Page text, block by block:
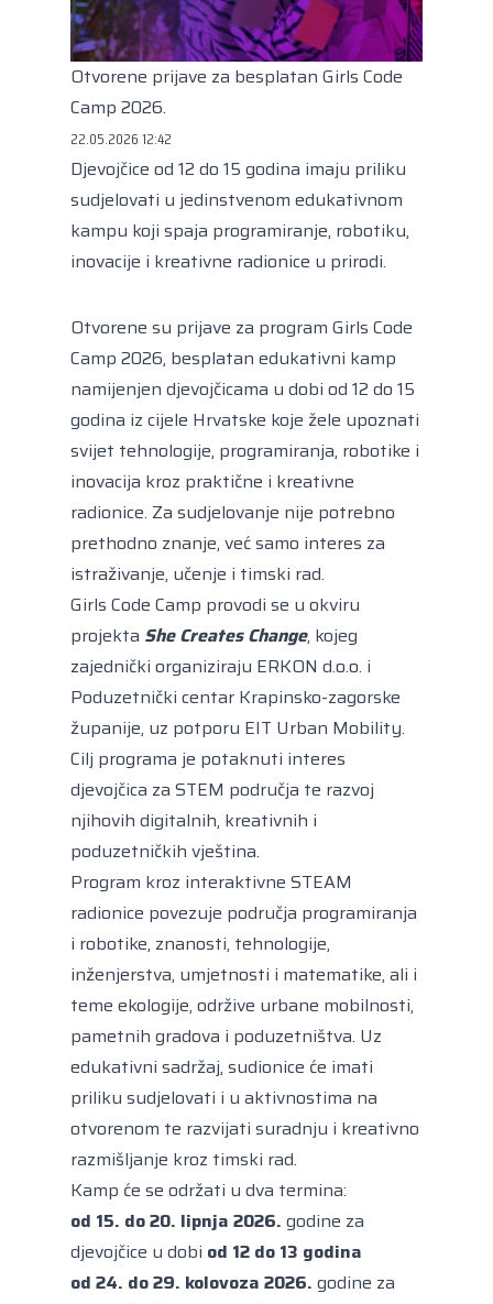
Europe
Europski odbor regija
Otvorene prijave za besplatan Girls Code
Camp 2026.
22.05.2026 12:42
Djevojčice od 12 do 15 godina imaju priliku
sudjelovati u jedinstvenom edukativnom
kampu koji spaja programiranje, robotiku,
inovacije i kreativne radionice u prirodi.
Otvorene su prijave za program Girls Code
Camp 2026, besplatan edukativni kamp
namijenjen djevojčicama u dobi od 12 do 15
godina iz cijele Hrvatske koje žele upoznati
svijet tehnologije, programiranja, robotike i
inovacija kroz praktične i kreativne
radionice. Za sudjelovanje nije potrebno
prethodno znanje, već samo interes za
istraživanje, učenje i timski rad.
Girls Code Camp provodi se u okviru
projekta She Creates Change, kojeg
zajednički organiziraju ERKON d.o.o. i
Poduzetnički centar Krapinsko-zagorske
županije, uz potporu EIT Urban Mobility.
Cilj programa je potaknuti interes
djevojčica za STEM područja te razvoj
njihovih digitalnih, kreativnih i
poduzetničkih vještina.
Program kroz interaktivne STEAM
radionice povezuje područja programiranja
i robotike, znanosti, tehnologije,
inženjerstva, umjetnosti i matematike, ali i
teme ekologije, održive urbane mobilnosti,
pametnih gradova i poduzetništva. Uz
edukativni sadržaj, sudionice će imati
priliku sudjelovati i u aktivnostima na
otvorenom te razvijati suradnju i kreativno
razmišljanje kroz timski rad.
Kamp će se održati u dva termina:
od 15. do 20. lipnja 2026. godine za
djevojčice u dobi od 12 do 13 godina
od 24. do 29. kolovoza 2026. godine za